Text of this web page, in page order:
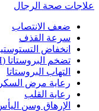
علاجات صحة الرجال
ضعف الانتصاب
سرعة القذف
انخفاض
تضخم البروستاتا (BPH)
التهاب البروستاتا
رعاية مرض
رعاية القلب
الإرهاق وسن